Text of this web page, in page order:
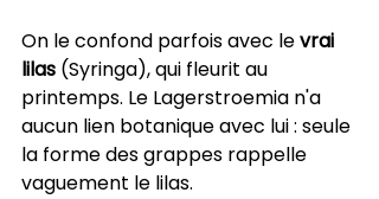
On le confond parfois avec le vrai
lilas (Syringa), qui fleurit au
printemps. Le Lagerstroemia n'a
aucun lien botanique avec lui : seule
la forme des grappes rappelle
vaguement le lilas.